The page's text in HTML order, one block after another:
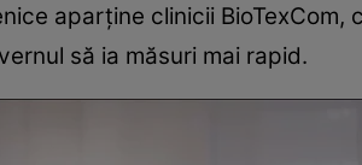
aparţine clinicii
să ia măsuri mai rapid.